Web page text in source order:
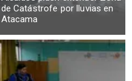
de Catástrofe por lluvias en
Atacama